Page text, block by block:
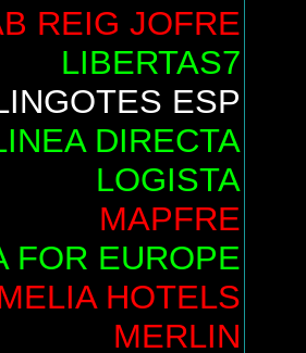
REIG JOFRE
LIBERTAS7
ESP
DIRECTA
LOGISTA
MAPFRE
FOR EUROPE
HOTELS
MERLIN